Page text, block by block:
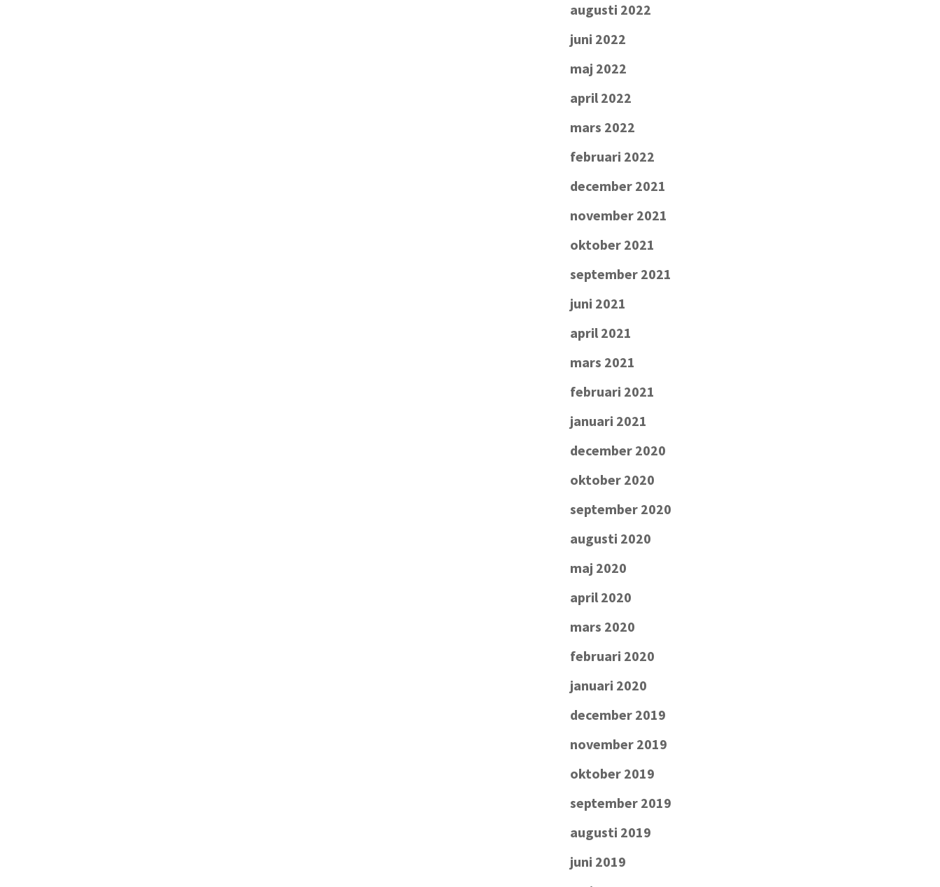
augusti 2022
juni 2022
maj 2022
april 2022
mars 2022
februari 2022
december 2021
november 2021
oktober 2021
september 2021
juni 2021
april 2021
mars 2021
februari 2021
januari 2021
december 2020
oktober 2020
september 2020
augusti 2020
maj 2020
april 2020
mars 2020
februari 2020
januari 2020
december 2019
november 2019
oktober 2019
september 2019
augusti 2019
juni 2019